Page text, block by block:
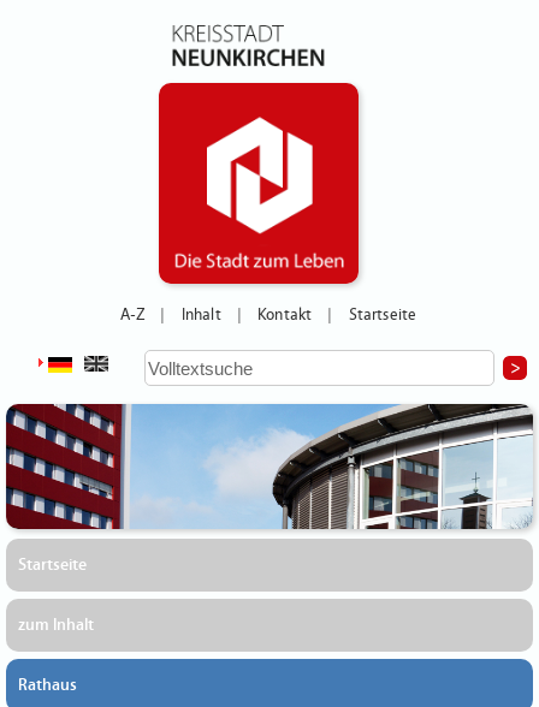
A-Z Inhalt Kontakt Startseite
Startseite
zum Inhalt
Rathaus